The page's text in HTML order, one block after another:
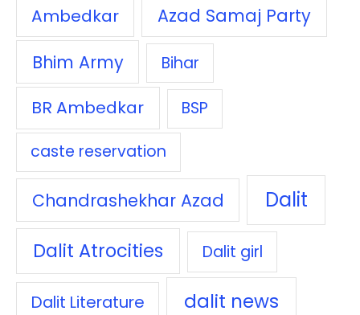
Ambedkar
Azad Samaj Party
Bhim Army
Bihar
BR Ambedkar
BSP
caste reservation
Chandrashekhar Azad Dalit
Dalit Atrocities Dalit girl
Dalit Literature dalit news